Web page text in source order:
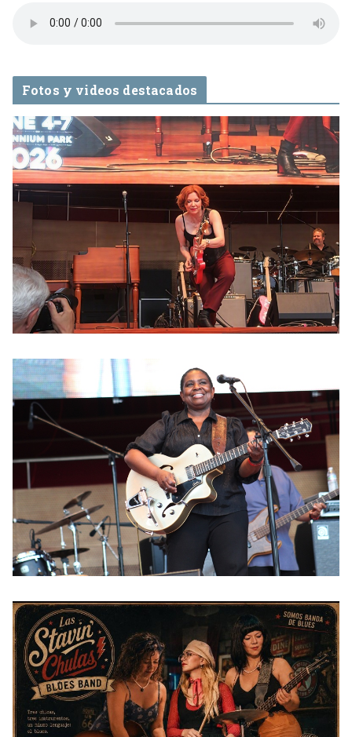
Fotos y videos destacados